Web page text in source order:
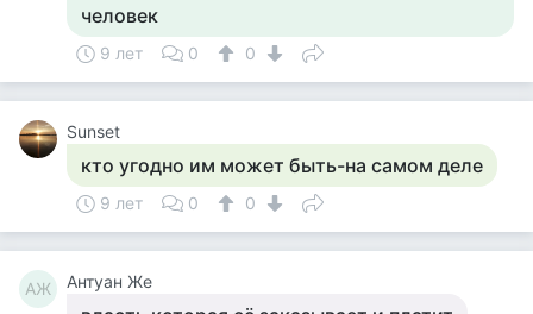
человек
9 лет 0 0
Sunset
кто угодно им может быть-на самом деле
9 лет 0 0
АЖ Антуан Же